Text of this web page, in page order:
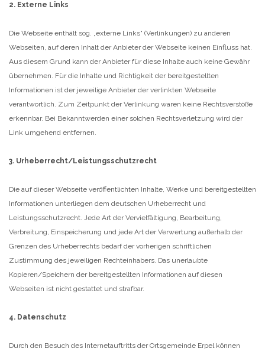
2. Externe Links
Die Webseite enthält sog. „externe Links“ (Verlinkungen) zu anderen
Webseiten, auf deren Inhalt der Anbieter der Webseite keinen Einfluss hat.
Aus diesem Grund kann der Anbieter für diese Inhalte auch keine Gewähr
übernehmen. Für die Inhalte und Richtigkeit der bereitgestellten
Informationen ist der jeweilige Anbieter der verlinkten Webseite
verantwortlich. Zum Zeitpunkt der Verlinkung waren keine Rechtsverstöße
erkennbar. Bei Bekanntwerden einer solchen Rechtsverletzung wird der
Link umgehend entfernen.
3. Urheberrecht/Leistungsschutzrecht
Die auf dieser Webseite veröffentlichten Inhalte, Werke und bereitgestellten
Informationen unterliegen dem deutschen Urheberrecht und
Leistungsschutzrecht. Jede Art der Vervielfältigung, Bearbeitung,
Verbreitung, Einspeicherung und jede Art der Verwertung außerhalb der
Grenzen des Urheberrechts bedarf der vorherigen schriftlichen
Zustimmung des jeweiligen Rechteinhabers. Das unerlaubte
Kopieren/Speichern der bereitgestellten Informationen auf diesen
Webseiten ist nicht gestattet und strafbar.
4. Datenschutz
Durch den Besuch des Internetauftritts der Ortsgemeinde Erpel können